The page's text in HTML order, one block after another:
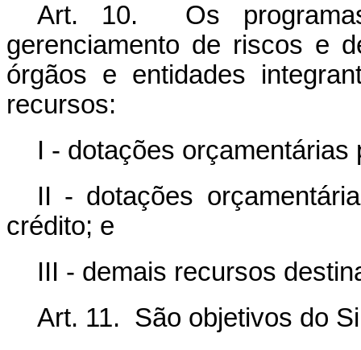
Art. 10. Os
gerenciamento de riscos e
órgãos e entidades
recursos:
I - dotações orçamentárias
II - dotações
crédito; e
III - demais recursos
Art. 11. São objetivos do